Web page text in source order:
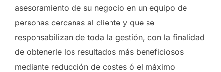
asesoramiento de su negocio en un equipo de
personas cercanas al cliente y que se
responsabilizan de toda la gestión, con la finalidad
de obtenerle los resultados más beneficiosos
mediante reducción de costes ó el máximo